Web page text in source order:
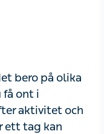
på olika saker.
av
räcka med
efter minsta